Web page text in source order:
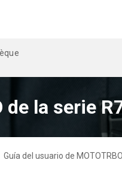
de la serie
Guía del usuario de